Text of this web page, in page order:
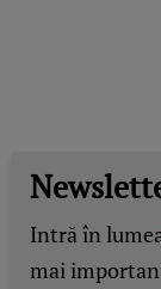
Intră în
mai